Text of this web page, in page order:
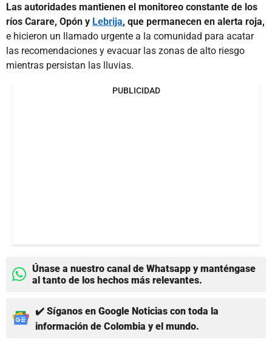
Las autoridades mantienen el monitoreo constante de los
ríos Carare, Opón y Lebrija, que permanecen en alerta roja,
e hicieron un llamado urgente a la comunidad para acatar
las recomendaciones y evacuar las zonas de alto riesgo
mientras persistan las lluvias.
PUBLICIDAD
Únase a nuestro canal de Whatsapp y manténgase
al tanto de los hechos más relevantes.
✔️ Síganos en Google Noticias con toda la
información de Colombia y el mundo.